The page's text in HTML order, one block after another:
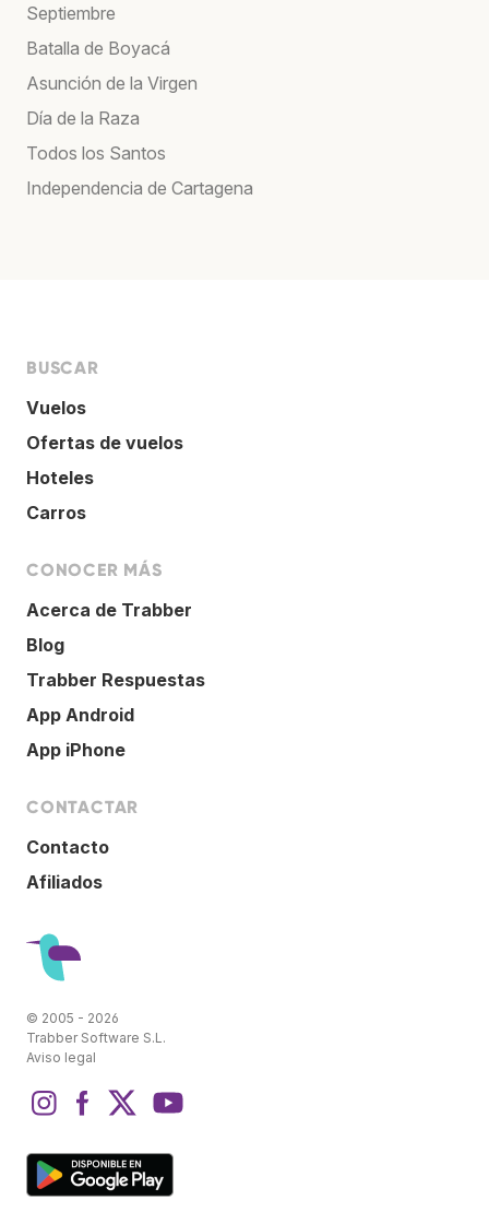
Septiembre
Batalla de Boyacá
Asunción de la Virgen
Día de la Raza
Todos los Santos
Independencia de Cartagena
BUSCAR
Vuelos
Ofertas de vuelos
Hoteles
Carros
CONOCER MÁS
Acerca de Trabber
Blog
Trabber Respuestas
App Android
App iPhone
CONTACTAR
Contacto
Afiliados
© 2005 - 2026
Trabber Software S.L.
Aviso legal